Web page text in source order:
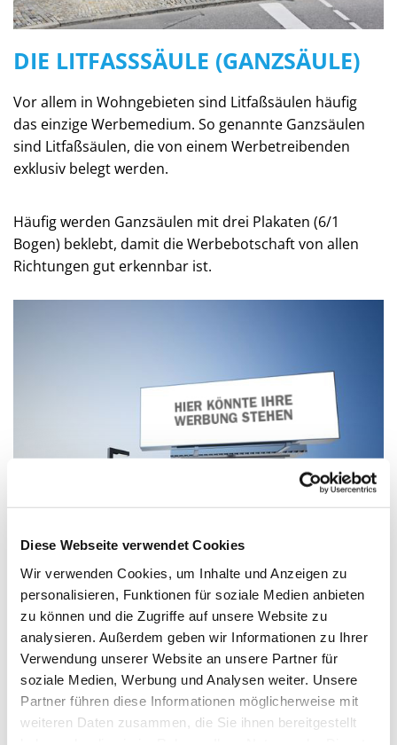
Diese Webseite verwendet Cookies
Wir verwenden Cookies, um Inhalte und Anzeigen zu
personalisieren, Funktionen für soziale Medien anbieten
zu können und die Zugriffe auf unsere Website zu
analysieren. Außerdem geben wir Informationen zu Ihrer
Verwendung unserer Website an unsere Partner für
soziale Medien, Werbung und Analysen weiter. Unsere
Partner führen diese Informationen möglicherweise mit
weiteren Daten zusammen, die Sie ihnen bereitgestellt
DIE LITFASSSÄULE (GANZSÄULE)
Vor allem in Wohngebieten sind Litfaßsäulen häufig
das einzige Werbemedium. So genannte Ganzsäulen
sind Litfaßsäulen, die von einem Werbetreibenden
exklusiv belegt werden.
Häufig werden Ganzsäulen mit drei Plakaten (6/1
Bogen) beklebt, damit die Werbebotschaft von allen
Richtungen gut erkennbar ist.
DIE GROSSFLÄCHE (356 X 252 CM)
Seit langem ein fester Bestandteil unserer Konsumwelt,
ist die Großfläche (18/1 Plakat) der Klassiker der
Außenwerbung. Bundesweit sind über 150.000
Standorte verfügbar.